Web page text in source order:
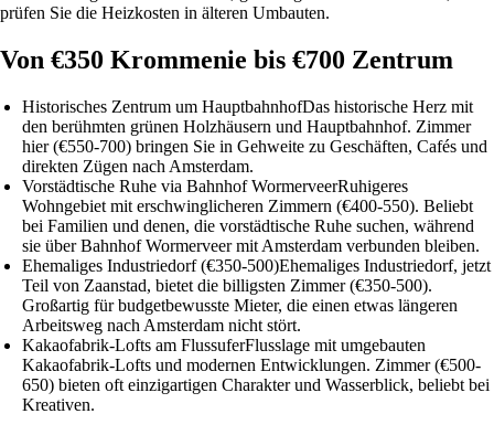
prüfen Sie die Heizkosten in älteren Umbauten.
Von €350 Krommenie bis €700 Zentrum
Historisches Zentrum um HauptbahnhofDas historische Herz mit
den berühmten grünen Holzhäusern und Hauptbahnhof. Zimmer
hier (€550-700) bringen Sie in Gehweite zu Geschäften, Cafés und
direkten Zügen nach Amsterdam.
Vorstädtische Ruhe via Bahnhof WormerveerRuhigeres
Wohngebiet mit erschwinglicheren Zimmern (€400-550). Beliebt
bei Familien und denen, die vorstädtische Ruhe suchen, während
sie über Bahnhof Wormerveer mit Amsterdam verbunden bleiben.
Ehemaliges Industriedorf (€350-500)Ehemaliges Industriedorf, jetzt
Teil von Zaanstad, bietet die billigsten Zimmer (€350-500).
Großartig für budgetbewusste Mieter, die einen etwas längeren
Arbeitsweg nach Amsterdam nicht stört.
Kakaofabrik-Lofts am FlussuferFlusslage mit umgebauten
Kakaofabrik-Lofts und modernen Entwicklungen. Zimmer (€500-
650) bieten oft einzigartigen Charakter und Wasserblick, beliebt bei
Kreativen.